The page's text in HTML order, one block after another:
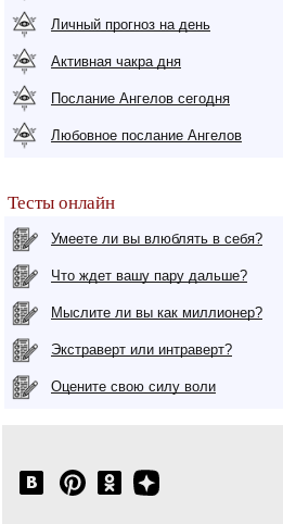
Личный прогноз на день
Активная чакра дня
Послание Ангелов сегодня
Любовное послание Ангелов
Тесты онлайн
Умеете ли вы влюблять в себя?
Что ждет вашу пару дальше?
Мыслите ли вы как миллионер?
Экстраверт или интраверт?
Оцените свою силу воли